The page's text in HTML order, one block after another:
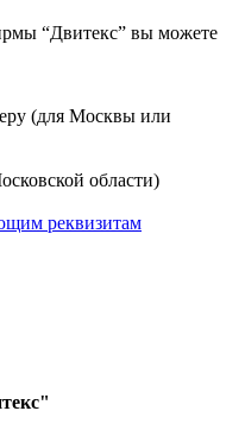
“Двитекс” вы можете
(для Москвы или
области)
реквизитам